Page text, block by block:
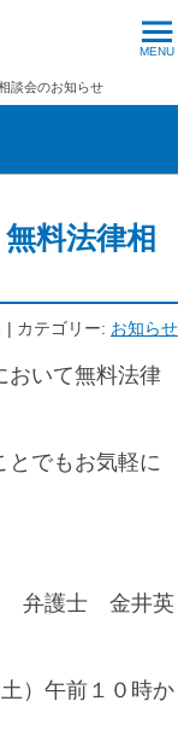
談会のお知らせ
料法律相
| カテゴリー: お知らせ
おいて無料法律
とでもお気軽に
弁護士 金井英
）午前１０時か